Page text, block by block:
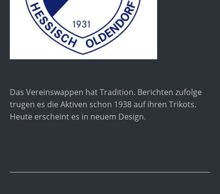
Das Vereinswappen hat Tradition. Berichten zufolge
trugen es die Aktiven schon 1938 auf ihren Trikots.
Heute erscheint es in neuem Design.